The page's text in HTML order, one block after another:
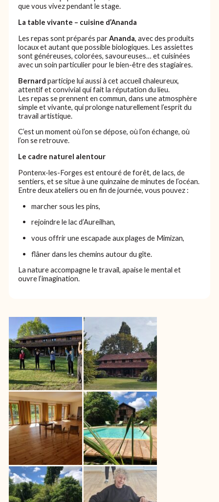
que vous vivez pendant le stage.
La table vivante – cuisine d’Ananda
Les repas sont préparés parAnanda, avec des produits
locaux et autant que possible biologiques. Les assiettes
sont généreuses, colorées, savoureuses… et cuisinées
avec un soin particulier pour le bien-être des stagiaires.
Bernard participe lui aussi à cet accueil chaleureux,
attentif et convivial qui fait la réputation du lieu.
Les repas se prennent en commun, dans une atmosphère
simple et vivante, qui prolonge naturellement l’esprit du
travail artistique.
C’est un moment où l’on se dépose, où l’on échange, où
l’on se retrouve.
Le cadre naturel alentour
Pontenx-les-Forges est entouré de forêt, de lacs, de
sentiers, et se situe à une quinzaine de minutes de l’océan.
Entre deux ateliers ou en fin de journée, vous pouvez :
marcher sous les pins,
rejoindre le lac d’Aureilhan,
vous offrir une escapade aux plages de Mimizan,
flâner dans les chemins autour du gîte.
La nature accompagne le travail, apaise le mental et
ouvre l’imagination.